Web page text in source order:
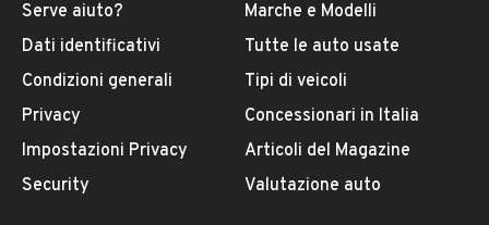
Serve aiuto?
Dati identificativi
Condizioni generali
Privacy
Impostazioni Privacy
Security
Marche e Modelli
Tutte le auto usate
Tipi di veicoli
Concessionari in Italia
Articoli del Magazine
Valutazione auto